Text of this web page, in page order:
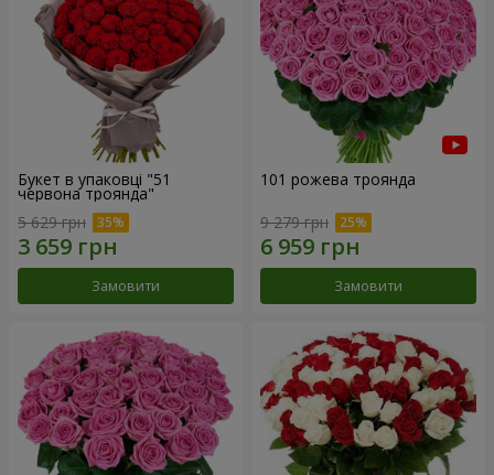
Букет в упаковці "51
червона троянда"
5 629 грн
Замовити
101 рожева троянда
9 279 грн
Замовити